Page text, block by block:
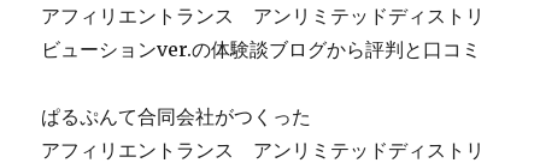
アフィリエントランス アンリミテッドディストリ
ビューションver.の体験談ブログから評判と口コミ
ぱるぷんて合同会社がつくった
アフィリエントランス アンリミテッドディストリ